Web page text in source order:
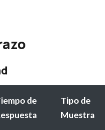
de
Tipo de
Muestra